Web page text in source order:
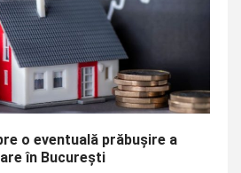
o eventuală prăbușire a
în București